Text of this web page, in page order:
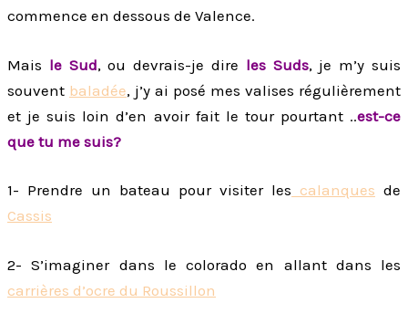
commence en dessous de Valence.
Mais le Sud, ou devrais-je dire les Suds, je m’y suis
souvent baladée, j’y ai posé mes valises régulièrement
et je suis loin d’en avoir fait le tour pourtant ..est-ce
que tu me suis?
1- Prendre un bateau pour visiter les calanques de
Cassis
2- S’imaginer dans le colorado en allant dans les
carrières d’ocre du Roussillon